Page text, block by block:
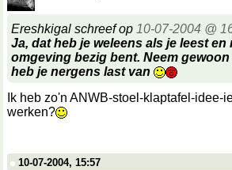
Ereshkigal schreef op 10-07-2004 @
Ja, dat heb je weleens als je leest en
omgeving bezig bent. Neem
heb je nergens last van
Ik heb zo'n ANWB-stoel-klaptafel-idee-
werken?
10-07-2004, 15:57